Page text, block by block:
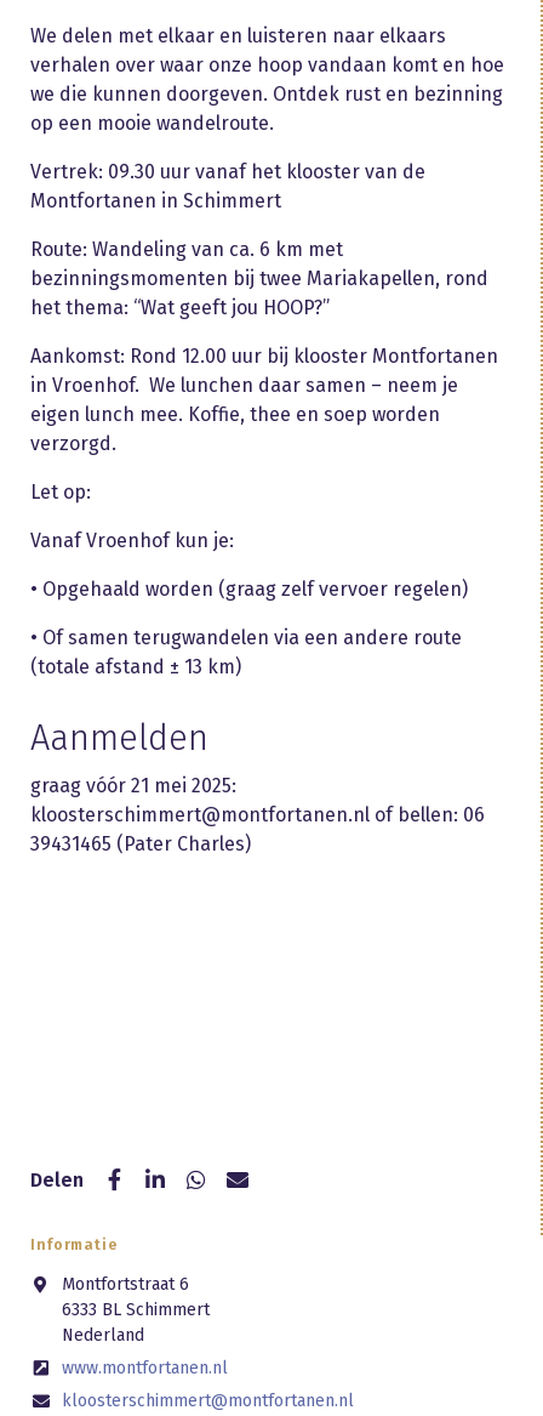
We delen met elkaar en luisteren naar elkaars
verhalen over waar onze hoop vandaan komt en hoe
we die kunnen doorgeven. Ontdek rust en bezinning
op een mooie wandelroute.
Vertrek: 09.30 uur vanaf het klooster van de
Montfortanen in Schimmert
Route: Wandeling van ca. 6 km met
bezinningsmomenten bij twee Mariakapellen, rond
het thema: “Wat geeft jou HOOP?”
Aankomst: Rond 12.00 uur bij klooster Montfortanen
in Vroenhof. We lunchen daar samen – neem je
eigen lunch mee. Koffie, thee en soep worden
verzorgd.
Let op:
Vanaf Vroenhof kun je:
• Opgehaald worden (graag zelf vervoer regelen)
• Of samen terugwandelen via een andere route
(totale afstand ± 13 km)
Aanmelden
graag vóór 21 mei 2025:
kloosterschimmert@montfortanen.nl of bellen: 06
39431465 (Pater Charles)
Delen
Informatie
Montfortstraat 6
6333 BL Schimmert
Nederland
www.montfortanen.nl
kloosterschimmert@montfortanen.nl